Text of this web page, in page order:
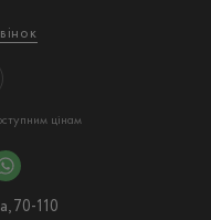
цінам
70-110